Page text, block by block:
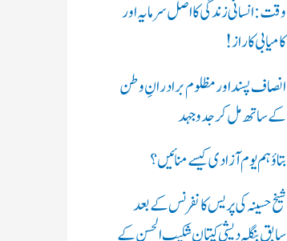
وقت: انسانی زندگی کا اصل سرمایہ اور
کامیابی کا راز !
انصاف پسند اور مظلوم برادرانِ وطن
کے ساتھ مل کر جدوجہد
بتاؤ ہم یوم آزادی کیسے منائیں؟
شیخ حسینہ کی پریس کانفرنس کے بعد
سابق بنگلہ دیشی کپتان شکیب الحسن کے